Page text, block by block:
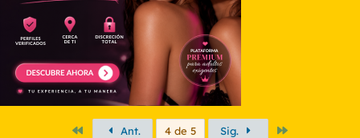
PrimeroAnt. 4 de 5 Sig.